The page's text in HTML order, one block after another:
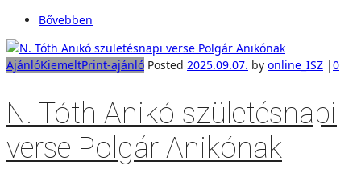
Bővebben
AjánlóKiemeltPrint-ajánló Posted 2025.09.07. by online_ISZ |0
N. Tóth Anikó születésnapi
verse Polgár Anikónak